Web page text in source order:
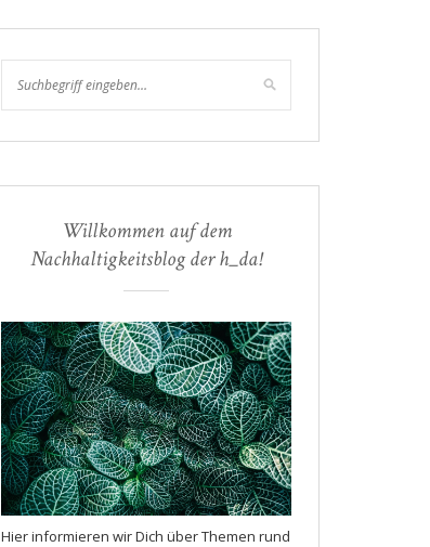
Willkommen auf dem
Nachhaltigkeitsblog der h_da!
Hier informieren wir Dich über Themen rund